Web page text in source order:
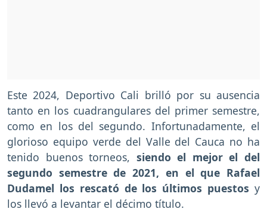
Este 2024, Deportivo Cali brilló por su ausencia
tanto en los cuadrangulares del primer semestre,
como en los del segundo. Infortunadamente, el
glorioso equipo verde del Valle del Cauca no ha
tenido buenos torneos, siendo el mejor el del
segundo semestre de 2021, en el que Rafael
Dudamel los rescató de los últimos puestos y
los llevó a levantar el décimo título.